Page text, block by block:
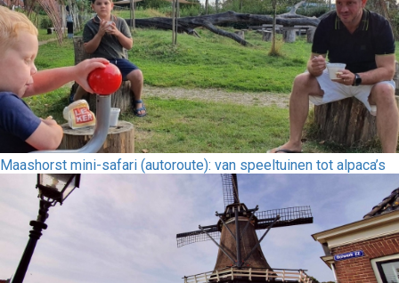
Maashorst mini-safari (autoroute): van speeltuinen tot alpaca’s